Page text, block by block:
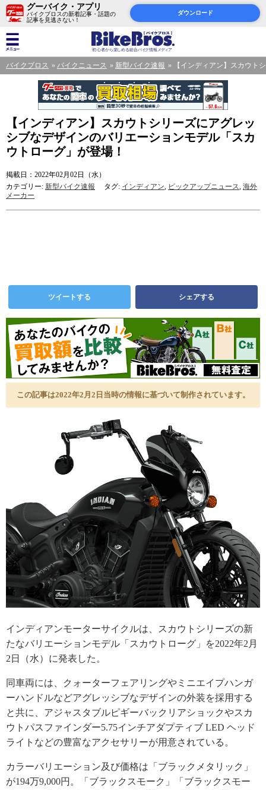
グーバイク・アプリ
バイクブロスの新着記事・話題の
記事を見逃さない！
ダウンロード
バイクブロス バイクニュース 新型バイク速報 【インディアン】スカウト
【インディアン】スカウトシリーズにアグレッ
シブなデザインのバリエーションモデル「スカ
ウトローグ」が登場！
掲載日：2022年02月02日（水）
カテゴリー: 新型バイク速報 タグ: インディアン, ピックアップニュース, 海外
メーカー
ツイートする シェアする
この記事は2022年2月2日当時の情報に基づいて制作されています。
インディアンモーターサイクルは、スカウトシリーズの新
たなバリエーションモデル「スカウトローグ」を2022年2月
2日（水）に発表した。
同車両には、クォーターフェアリングやミニエイプハンガ
ーハンドルなどアグレッシブなデザインの外装を採用する
と共に、アジャスタブルピギーバックリアショックやスカ
ウトパスファインダー5.75インチアダプティブ LED ヘッド
ライトなどの豊富なアクセサリーが用意されている。
カラーバリエーション及び価格は「ブラックメタリック」
が194万9,000円。「ブラックスモーク」「ブラックスモー